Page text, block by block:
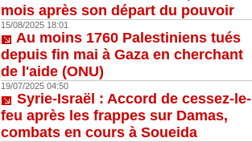
mois après son départ du pouvoir
15/08/2025 18:01
Au moins 1760 Palestiniens tués
depuis fin mai à Gaza en cherchant
de l'aide (ONU)
19/07/2025 04:50
Syrie-Israël : Accord de cessez-le-
feu après les frappes sur Damas,
combats en cours à Soueida